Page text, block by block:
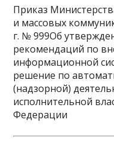
Приказ
и массовых
г. № 999Об
рекомендаций по
информационной
решение по
(надзорной)
исполнительной
Федерации